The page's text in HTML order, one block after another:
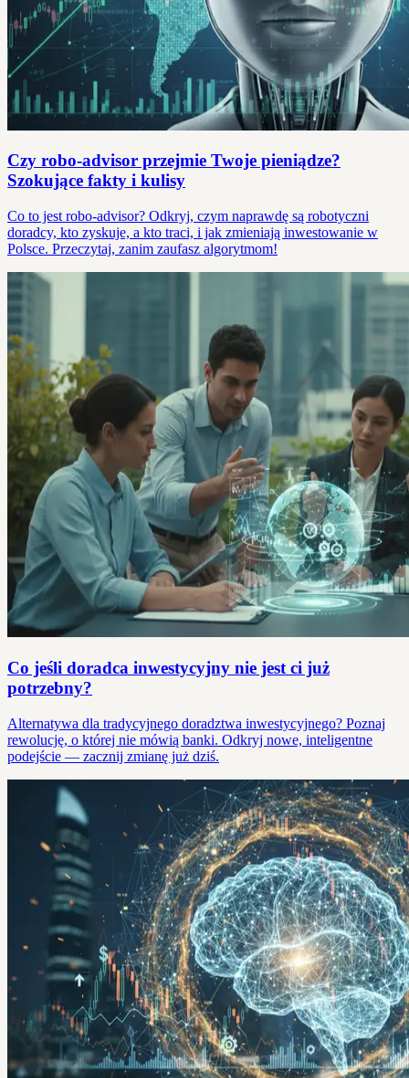
Czy robo-advisor przejmie Twoje pieniądze?
Szokujące fakty i kulisy
Co to jest robo-advisor? Odkryj, czym naprawdę są robotyczni
doradcy, kto zyskuje, a kto traci, i jak zmieniają inwestowanie w
Polsce. Przeczytaj, zanim zaufasz algorytmom!
Co jeśli doradca inwestycyjny nie jest ci już
potrzebny?
Alternatywa dla tradycyjnego doradztwa inwestycyjnego? Poznaj
rewolucję, o której nie mówią banki. Odkryj nowe, inteligentne
podejście — zacznij zmianę już dziś.